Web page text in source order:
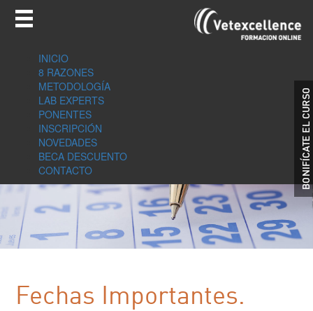
INICIO
8 RAZONES
METODOLOGÍA
LAB EXPERTS
PONENTES
INSCRIPCIÓN
NOVEDADES
BECA DESCUENTO
CONTACTO
Fechas Importantes.